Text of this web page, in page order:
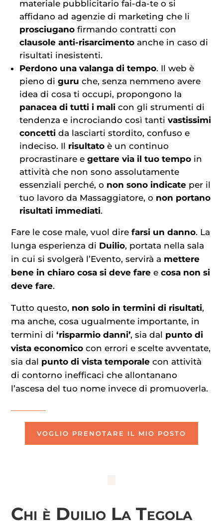
materiale pubblicitario fai-da-te o si
affidano ad agenzie di marketing che li
prosciuganofirmando contratti con
clausole anti-risarcimento anche in caso di
risultati inesistenti.
Perdono una valanga di tempo. Il web è
pieno diguru che, senza nemmeno avere
idea di cosa ti occupi, propongono la
panacea di tutti i malicon gli strumenti di
tendenza e incrociando così tanti vastissimi
concettida lasciarti stordito, confuso e
indeciso. Il risultato è un continuo
procrastinare egettare via il tuo tempo in
attività che non sono assolutamente
essenziali perché, o non sono indicate per il
tuo lavoro da Massaggiatore, o non portano
risultati immediati.
Fare le cose male, vuol dire farsi un danno. La
lunga esperienza di Duilio, portata nella sala
in cui si svolgerà l’Evento, servirà a mettere
bene in chiaro cosa si deve faree cosa non si
deve fare.
Tutto questo, non solo in termini di risultati,
ma anche, cosa ugualmente importante, in
termini di‘risparmio danni’, sia dal punto di
vista economico con errori e scelte avventate,
sia dal punto di vista temporale con attività
di contorno inefficaci che allontanano
l’ascesa del tuo nome invece di promuoverla.
VOGLIO PRENOTARE IL MIO POSTO
Chi è Duilio La Tegola